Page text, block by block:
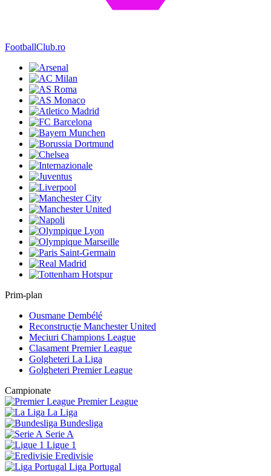
FootballClub.ro
Prim-plan
Ousmane Dembélé
Reconstrucție Manchester United
Meciuri Champions League
Clasament Premier League
Golgheteri La Liga
Golgheteri Premier League
Campionate
Premier League
La Liga
Bundesliga
Serie A
Ligue 1
Eredivisie
Liga Portugal